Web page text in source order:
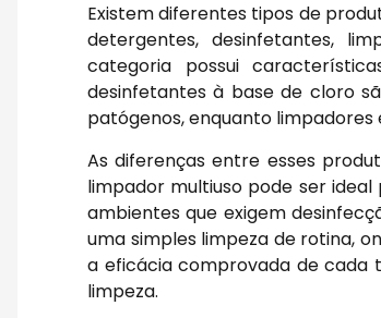
Existem diferentes tipos de
detergentes, desinfetantes,
categoria possui
desinfetantes à base de cloro
patógenos, enquanto
As diferenças entre esses
limpador multiuso pode ser
ambientes que exigem
uma simples limpeza de rotina,
a eficácia comprovada de cada
limpeza.